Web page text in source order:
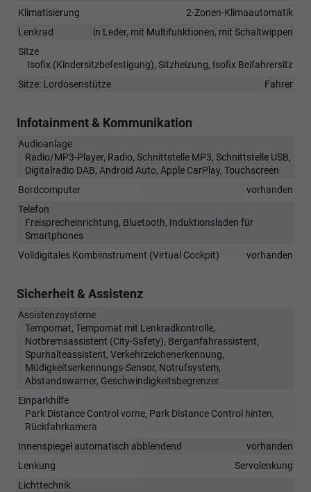
Klimatisierung
2-Zonen-Klimaautomatik
Lenkrad
in Leder, mit Multifunktionen, mit Schaltwippen
Sitze
Isofix (Kindersitzbefestigung), Sitzheizung, Isofix Beifahrersitz
Sitze: Lordosenstütze
Fahrer
Infotainment & Kommunikation
Audioanlage
Radio/MP3-Player, Radio, Schnittstelle MP3, Schnittstelle USB,
Digitalradio DAB, Android Auto, Apple CarPlay, Touchscreen
Bordcomputer
vorhanden
Telefon
Freisprecheinrichtung, Bluetooth, Induktionsladen für
Smartphones
Volldigitales Kombiinstrument (Virtual Cockpit)
vorhanden
Sicherheit & Assistenz
Assistenzsysteme
Tempomat, Tempomat mit Lenkradkontrolle,
Notbremsassistent (City-Safety), Berganfahrassistent,
Spurhalteassistent, Verkehrzeichenerkennung,
Müdigkeitserkennungs-Sensor, Notrufsystem,
Abstandswarner, Geschwindigkeitsbegrenzer
Einparkhilfe
Park Distance Control vorne, Park Distance Control hinten,
Rückfahrkamera
Innenspiegel automatisch abblendend
vorhanden
Lenkung
Servolenkung
Lichttechnik